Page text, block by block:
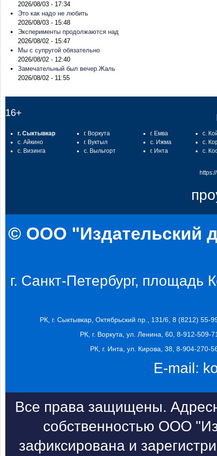
2026/08/03 - 17:34
Это как надо не любить
2026/08/03 - 15:48
Эксперименты продолжаются над
2026/08/02 - 15:47
Мы с супругой обязательно
2026/08/02 - 12:40
Замечательный был вечер.Жаль
2026/08/02 - 11:55
16+
г. Сыктывкар
с. Айкино
с. Визинга
г. Воркута
г. Вуктыл
с. Выльгорт
г. Емва
с. Ижма
г. Инта
с.
с.
с.
© ООО "Издательский
г. Санкт-Петербург, площадь
РК, г. Сыктывкар, Октябрьский пр., 131/6, 8 (8212) 55-
РК, г. Воркута, ул. Ленина, 60, 8-912-509-
РК, г. Инта, ул. Кирова, 38, 8-904-270-
E-mail:
Все права защищены.
собственностью ООО
зафиксирована и